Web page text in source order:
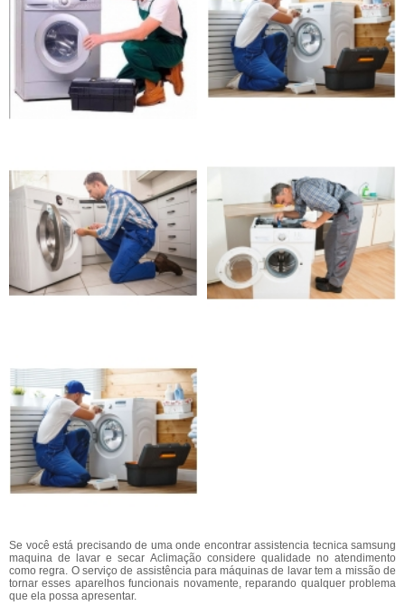
Se você está precisando de uma onde encontrar assistencia tecnica samsung
maquina de lavar e secar Aclimação considere qualidade no atendimento
como regra. O serviço de assistência para máquinas de lavar tem a missão de
tornar esses aparelhos funcionais novamente, reparando qualquer problema
que ela possa apresentar.